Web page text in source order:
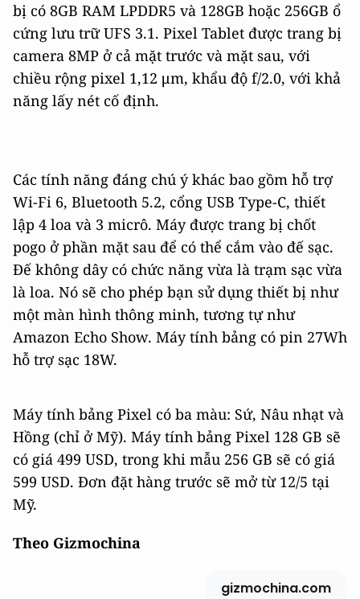
bị có 8GB RAM LPDDR5 và 128GB hoặc 256GB ổ
cứng lưu trữ UFS 3.1. Pixel Tablet được trang bị
camera 8MP ở cả mặt trước và mặt sau, với
chiều rộng pixel 1,12 μm, khẩu độ f/2.0, với khả
năng lấy nét cố định.
Các tính năng đáng chú ý khác bao gồm hỗ trợ
Wi-Fi 6, Bluetooth 5.2, cổng USB Type-C, thiết
lập 4 loa và 3 micrô. Máy được trang bị chốt
pogo ở phần mặt sau để có thể cắm vào đế sạc.
Đế không dây có chức năng vừa là trạm sạc vừa
là loa. Nó sẽ cho phép bạn sử dụng thiết bị như
một màn hình thông minh, tương tự như
Amazon Echo Show. Máy tính bảng có pin 27Wh
hỗ trợ sạc 18W.
Máy tính bảng Pixel có ba màu: Sứ, Nâu nhạt và
Hồng (chỉ ở Mỹ). Máy tính bảng Pixel 128 GB sẽ
có giá 499 USD, trong khi mẫu 256 GB sẽ có giá
599 USD. Đơn đặt hàng trước sẽ mở từ 12/5 tại
Mỹ.
Theo Gizmochina
gizmochina.com